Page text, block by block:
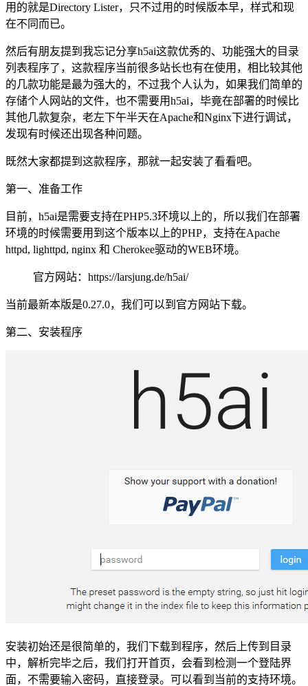
用的就是Directory Lister，只不过用的时候版本早，样式和现
在不同而已。
然后有朋友提到我忘记分享h5ai这款优秀的、功能强大的目录
列表程序了，这款程序当前很多站长也有在使用，相比较其他
的几款功能是最为强大的，不过我个人认为，如果我们简单的
存储个人网站的文件，也不需要用h5ai，毕竟在部署的时候比
其他几款复杂，老左下午半天在Apache和Nginx下进行调试，
发现有时候还出现各种问题。
既然大家都提到这款程序，那就一起安装了看看吧。
第一、准备工作
目前，h5ai是需要支持在PHP5.3环境以上的，所以我们在部署
环境的时候需要用到这个版本以上的PHP，支持在Apache
httpd, lighttpd, nginx 和 Cherokee驱动的WEB环境。
官方网站：https://larsjung.de/h5ai/
当前最新本版是0.27.0，我们可以到官方网站下载。
第二、安装程序
安装初始还是很简单的，我们下载到程序，然后上传到目录
中，解析完毕之后，我们打开首页，会看到检测一个登陆界
面，不需要输入密码，直接登录。可以看到当前的支持环境。